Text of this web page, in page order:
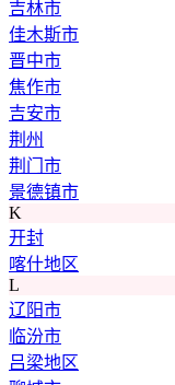
吉林市
佳木斯市
晋中市
焦作市
吉安市
荆州
荆门市
景德镇市
K
开封
喀什地区
L
辽阳市
临汾市
吕梁地区